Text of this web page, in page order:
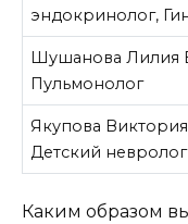
эндокринолог,
Шушанова Лилия
Пульмонолог
Якупова
Детский невролог
Каким образом